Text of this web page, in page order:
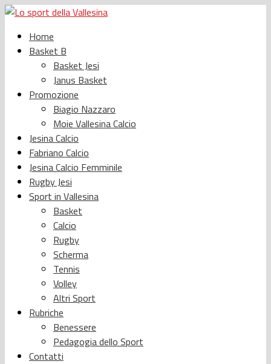
Home
Basket B
Basket Jesi
Janus Basket
Promozione
Biagio Nazzaro
Moie Vallesina Calcio
Jesina Calcio
Fabriano Calcio
Jesina Calcio Femminile
Rugby Jesi
Sport in Vallesina
Basket
Calcio
Rugby
Scherma
Tennis
Volley
Altri Sport
Rubriche
Benessere
Pedagogia dello Sport
Contatti